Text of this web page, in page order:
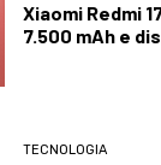
Xiaomi Redmi
7.500 mAh e
TECNOLOGIA